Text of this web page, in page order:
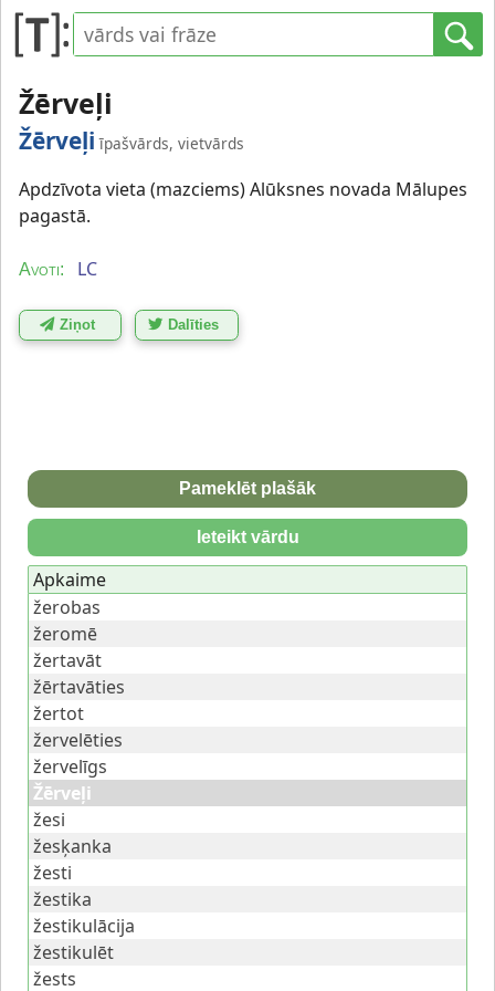
Žērveļi
Žērveļi īpašvārds, vietvārds
Apdzīvota vieta (mazciems) Alūksnes novada Mālupes
pagastā.
Avoti: LC
Ziņot Dalīties
Pameklēt plašāk
Ieteikt vārdu
Apkaime
žerobas
žeromē
žertavāt
žērtavāties
žertot
žervelēties
žervelīgs
Žērveļi
žesi
žesķanka
žesti
žestika
žestikulācija
žestikulēt
žests